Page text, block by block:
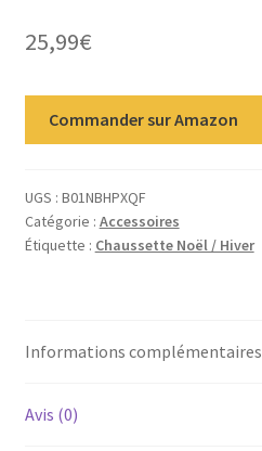
25,99€
Commander sur Amazon
UGS : B01NBHPXQF
Catégorie : Accessoires
Étiquette : Chaussette Noël / Hiver
Informations complémentaires
Avis (0)